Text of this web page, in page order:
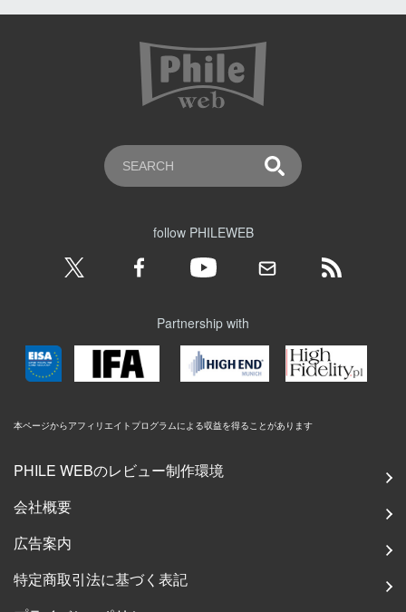
follow PHILEWEB
Partnership with
本ページからアフィリエイトプログラムによる収益を得ることがあります
PHILE WEBのレビュー制作環境
会社概要
広告案内
特定商取引法に基づく表記